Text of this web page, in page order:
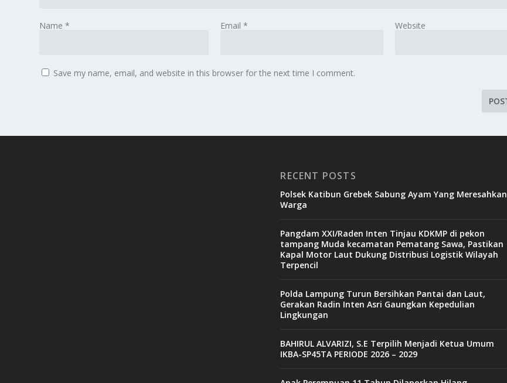
Name* Email * Website
Save my name, email, and website in this browser for the next time I comment.
RECENT POSTS
Polsek Katibun Grebek Sabung Ayam Yang Meresahkan
Warga
Pangdam XXI/Raden Inten Tinjau KDKMP di pekon
tampang Muda kecamatan Pematang Sawa, Pastikan
Kapal Motor Laut Dukung Distribusi Logistik Wilayah
Terpencil
Polda Lampung Turun Bersihkan Pantai dan Laut,
Gerakan Radin Inten Asri Gaungkan Kepedulian
Lingkungan
BAHIRUL ALVARIZI, S.E Terpilih Menjadi Ketua Umum
IKBA-SP45TA PERIODE 2026 – 2029